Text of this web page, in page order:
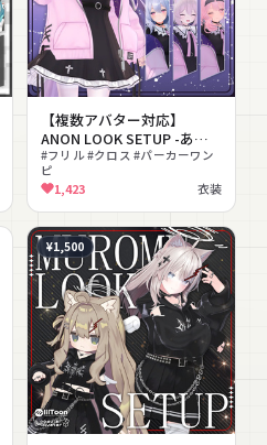
【複数アバター対応】
ANON LOOK SETUP -あの
んルックセットアップ-
#フリル #クロス #パーカーワン
ピ
1,423 衣装
¥1,500